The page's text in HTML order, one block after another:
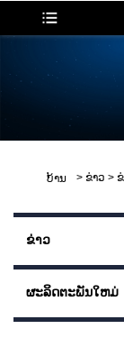
ບ້ານ > ຂ່າວ >
ຂ່າວ
ຜະລິດຕະພັນໃຫມ່